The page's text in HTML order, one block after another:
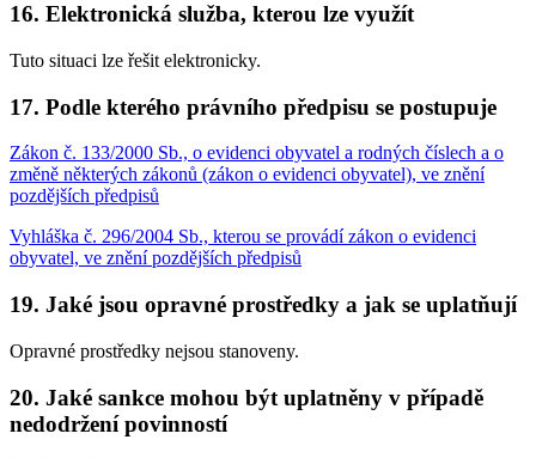
16. Elektronická služba, kterou lze využít
Tuto situaci lze řešit elektronicky.
17. Podle kterého právního předpisu se postupuje
Zákon č. 133/2000 Sb., o evidenci obyvatel a rodných číslech a o
změně některých zákonů (zákon o evidenci obyvatel), ve znění
pozdějších předpisů
Vyhláška č. 296/2004 Sb., kterou se provádí zákon o evidenci
obyvatel, ve znění pozdějších předpisů
19. Jaké jsou opravné prostředky a jak se uplatňují
Opravné prostředky nejsou stanoveny.
20. Jaké sankce mohou být uplatněny v případě
nedodržení povinností